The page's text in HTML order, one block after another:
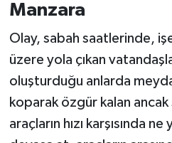
Manzara
​Olay, sabah saatlerinde,
üzere yola çıkan
oluşturduğu anlarda
koparak özgür kalan
araçların hızı karşısında